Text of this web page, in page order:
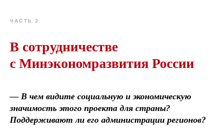
ЧАСТЬ 2
В сотрудничестве
с Минэкономразвития России
— В чем видите социальную и экономическую
значимость этого проекта для страны?
Поддерживают ли его администрации регионов?